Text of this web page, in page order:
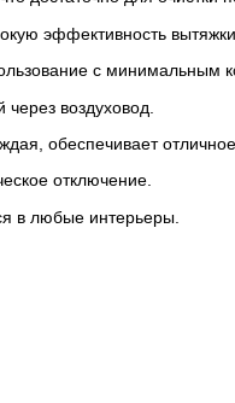
эффективность вытяжки.
с минимальным
воздуховод.
обеспечивает
отключение.
в любые интерьеры.